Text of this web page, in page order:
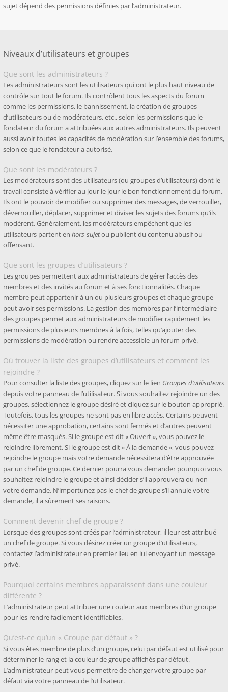
sujet dépend des permissions définies par l’administrateur.
Niveaux d’utilisateurs et groupes
Que sont les administrateurs ?
Les administrateurs sont les utilisateurs qui ont le plus haut niveau de
contrôle sur tout le forum. Ils contrôlent tous les aspects du forum
comme les permissions, le bannissement, la création de groupes
d’utilisateurs ou de modérateurs, etc., selon les permissions que le
fondateur du forum a attribuées aux autres administrateurs. Ils peuvent
aussi avoir toutes les capacités de modération sur l’ensemble des forums,
selon ce que le fondateur a autorisé.
Que sont les modérateurs ?
Les modérateurs sont des utilisateurs (ou groupes d’utilisateurs) dont le
travail consiste à vérifier au jour le jour le bon fonctionnement du forum.
Ils ont le pouvoir de modifier ou supprimer des messages, de verrouiller,
déverrouiller, déplacer, supprimer et diviser les sujets des forums qu’ils
modèrent. Généralement, les modérateurs empêchent que les
utilisateurs partent en hors-sujetou publient du contenu abusif ou
offensant.
Que sont les groupes d’utilisateurs ?
Les groupes permettent aux administrateurs de gérer l’accès des
membres et des invités au forum et à ses fonctionnalités. Chaque
membre peut appartenir à un ou plusieurs groupes et chaque groupe
peut avoir ses permissions. La gestion des membres par l’intermédiaire
des groupes permet aux administrateurs de modifier rapidement les
permissions de plusieurs membres à la fois, telles qu’ajouter des
permissions de modération ou rendre accessible un forum privé.
Où trouver la liste des groupes d’utilisateurs et comment les
rejoindre ?
Pour consulter la liste des groupes, cliquez sur le lien Groupes d’utilisateurs
depuis votre panneau de l’utilisateur. Si vous souhaitez rejoindre un des
groupes, sélectionnez le groupe désiré et cliquez sur le bouton approprié.
Toutefois, tous les groupes ne sont pas en libre accès. Certains peuvent
nécessiter une approbation, certains sont fermés et d’autres peuvent
même être masqués. Si le groupe est dit « Ouvert », vous pouvez le
rejoindre librement. Si le groupe est dit « À la demande », vous pouvez
rejoindre le groupe mais votre demande nécessitera d’être approuvée
par un chef de groupe. Ce dernier pourra vous demander pourquoi vous
souhaitez rejoindre le groupe et ainsi décider s’il approuvera ou non
votre demande. N’importunez pas le chef de groupe s’il annule votre
demande, il a sûrement ses raisons.
Comment devenir chef de groupe ?
Lorsque des groupes sont créés par l’administrateur, il leur est attribué
un chef de groupe. Si vous désirez créer un groupe d’utilisateurs,
contactez l’administrateur en premier lieu en lui envoyant un message
privé.
Pourquoi certains membres apparaissent dans une couleur
différente ?
L’administrateur peut attribuer une couleur aux membres d’un groupe
pour les rendre facilement identifiables.
Qu’est-ce qu’un « Groupe par défaut » ?
Si vous êtes membre de plus d’un groupe, celui par défaut est utilisé pour
déterminer le rang et la couleur de groupe affichés par défaut.
L’administrateur peut vous permettre de changer votre groupe par
défaut via votre panneau de l’utilisateur.